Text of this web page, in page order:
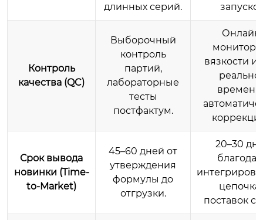
длинных серий.
Контроль
качества (QC)
Выборочный
контроль
партий,
лабораторные
тесты
постфактум.
вязкости и
времени
Срок вывода
новинки (Time-
to-Market)
45–60 дней от
утверждения
формулы до
отгрузки.
20–30
поставок